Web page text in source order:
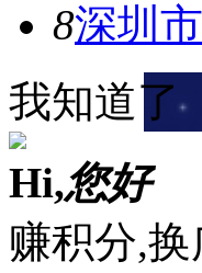
8深圳
我知道了
Hi,您好
赚积分,换